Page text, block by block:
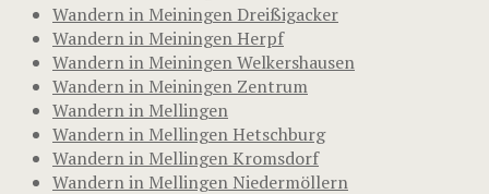
Wandern in Meiningen Dreißigacker
Wandern in Meiningen Herpf
Wandern in Meiningen Welkershausen
Wandern in Meiningen Zentrum
Wandern in Mellingen
Wandern in Mellingen Hetschburg
Wandern in Mellingen Kromsdorf
Wandern in Mellingen Niedermöllern